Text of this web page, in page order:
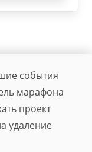
события
марафона
проект
удаление